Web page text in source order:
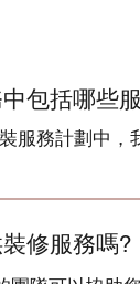
包括哪些
服務計劃中，
修服務嗎?